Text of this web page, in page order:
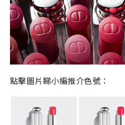
點擊圖片睇小編推介色號：